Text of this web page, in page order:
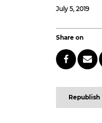
July 5, 2019
Share on
Republish